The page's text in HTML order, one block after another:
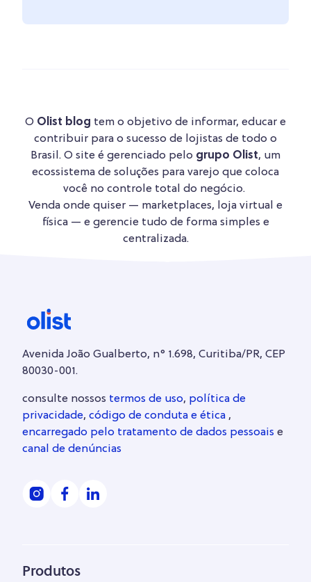
O Olist blog tem o objetivo de informar, educar e
contribuir para o sucesso de lojistas de todo o
Brasil. O site é gerenciado pelo grupo Olist, um
ecossistema de soluções para varejo que coloca
você no controle total do negócio.
Venda onde quiser — marketplaces, loja virtual e
física — e gerencie tudo de forma simples e
centralizada.
Avenida João Gualberto, n° 1.698, Curitiba/PR, CEP
80030-001.
consulte nossos termos de uso, política de
privacidade, código de conduta e ética ,
encarregado pelo tratamento de dados pessoais e
canal de denúncias
Produtos